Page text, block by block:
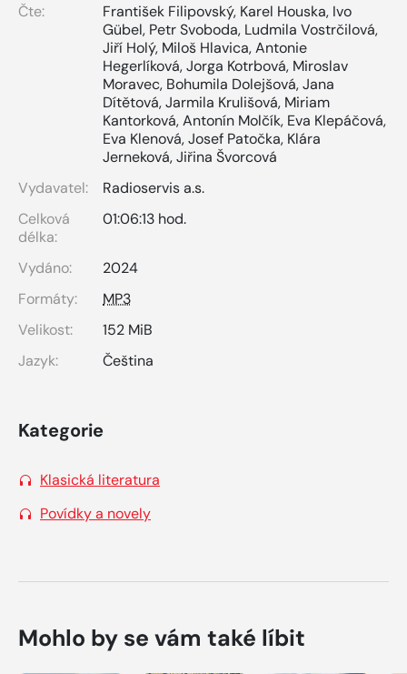
Čte:
František Filipovský, Karel Houska, Ivo
Gübel, Petr Svoboda, Ludmila Vostrčilová,
Jiří Holý, Miloš Hlavica,Antonie
Hegerlíková,Jorga Kotrbová, Miroslav
Moravec, Bohumila Dolejšová,Jana
Dítětová,Jarmila Krulišová, Miriam
Kantorková,Antonín Molčík, Eva Klepáčová,
Eva Klenová,Josef Patočka, Klára
Jerneková,Jiřina Švorcová
Vydavatel:
Radioservis a.s.
Celková
délka:
01:06:13 hod.
Vydáno:
2024
Formáty:
MP3
Velikost:
152 MiB
Jazyk:
Čeština
Kategorie
Klasická literatura
Povídky a novely
Mohlo by se vám také líbit